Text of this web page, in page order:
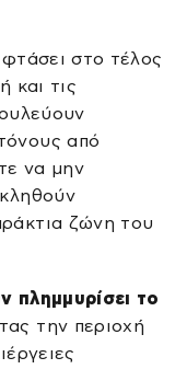
στο τέλος
και τις
από
να μην
ζώνη του
πλημμυρίσει το
την περιοχή